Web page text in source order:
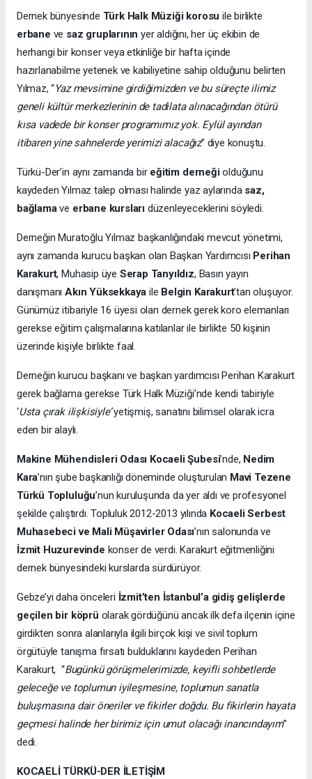
Dernek bünyesinde Türk Halk Müziği korosu ile birlikte
erbane ve saz gruplarının yer aldığını, her üç ekibin de
herhangi bir konser veya etkinliğe bir hafta içinde
hazırlanabilme yetenek ve kabiliyetine sahip olduğunu belirten
Yılmaz, “Yaz mevsimine girdiğimizden ve bu süreçte ilimiz
geneli kültür merkezlerinin de tadilata alınacağından ötürü
kısa vadede bir konser programımız yok. Eylül ayından
itibaren yine sahnelerde yerimizi alacağız” diye konuştu.
Türkü-Der’in aynı zamanda bir eğitim derneğiolduğunu
kaydeden Yılmaz talep olması halinde yaz aylarında saz,
bağlamave erbane kursları düzenleyeceklerini söyledi.
Derneğin Muratoğlu Yılmaz başkanlığındaki mevcut yönetimi,
aynı zamanda kurucu başkan olan Başkan Yardımcısı Perihan
Karakurt, Muhasip üye Serap Tanyıldız, Basın yayın
danışmanıAkın Yüksekkayaile Belgin Karakurt’tan oluşuyor.
Günümüz itibariyle 16 üyesi olan dernek gerek koro elemanları
gerekse eğitim çalışmalarına katılanlar ile birlikte 50 kişinin
üzerinde kişiyle birlikte faal.
Derneğin kurucu başkanı ve başkan yardımcısı Perihan Karakurt
gerek bağlama gerekse Türk Halk Müziği’nde kendi tabiriyle
‘Usta çırak ilişkisiyle’yetişmiş, sanatını bilimsel olarak icra
eden bir alaylı.
Makine Mühendisleri Odası Kocaeli Şubesi’nde, Nedim
Kara’nın şube başkanlığı döneminde oluşturulan Mavi Tezene
Türkü Topluluğu’nun kuruluşunda da yer aldı ve profesyonel
şekilde çalıştırdı. Topluluk 2012-2013 yılında Kocaeli Serbest
Muhasebeci ve Mali Müşavirler Odası’nın salonunda ve
İzmit Huzurevinde konser de verdi. Karakurt eğitmenliğini
dernek bünyesindeki kurslarda sürdürüyor.
Gebze’yi daha önceleri İzmit’ten İstanbul’a gidiş gelişlerde
geçilen bir köprü olarak gördüğünü ancak ilk defa ilçenin içine
girdikten sonra alanlarıyla ilgili birçok kişi ve sivil toplum
örgütüyle tanışma fırsatı bulduklarını kaydeden Perihan
Karakurt, “Bugünkü görüşmelerimizde, keyifli sohbetlerde
geleceğe ve toplumun iyileşmesine, toplumun sanatla
buluşmasına dair öneriler ve fikirler doğdu. Bu fikirlerin hayata
geçmesi halinde her birimiz için umut olacağı inancındayım”
dedi.
KOCAELİ TÜRKÜ-DER İLETİŞİM